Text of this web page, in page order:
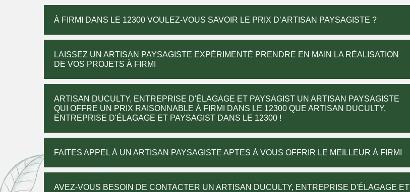
À FIRMI DANS LE 12300 VOULEZ-VOUS SAVOIR LE PRIX D’ARTISAN PAYSAGISTE ?
LAISSEZ UN ARTISAN PAYSAGISTE EXPÉRIMENTÉ PRENDRE EN MAIN LA RÉALISATION
DE VOS PROJETS À FIRMI
ARTISAN DUCULTY, ENTREPRISE D'ÉLAGAGE ET PAYSAGIST UN ARTISAN PAYSAGISTE
QUI OFFRE UN PRIX RAISONNABLE À FIRMI DANS LE 12300 QUE ARTISAN DUCULTY,
ENTREPRISE D'ÉLAGAGE ET PAYSAGIST DANS LE 12300 !
FAITES APPEL À UN ARTISAN PAYSAGISTE APTES À VOUS OFFRIR LE MEILLEUR À FIRMI
AVEZ-VOUS BESOIN DE CONTACTER UN ARTISAN DUCULTY, ENTREPRISE D'ÉLAGAGE ET